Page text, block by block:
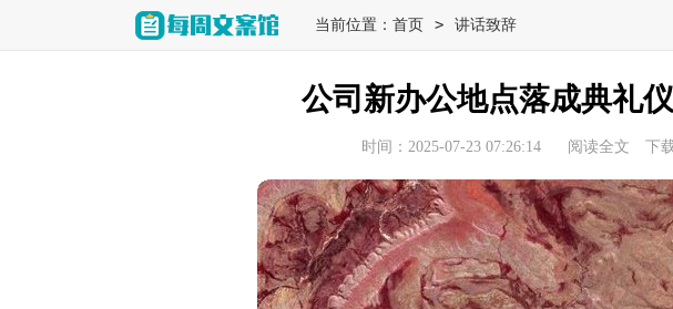
当前位置： 首页 > 讲话致辞
公司新办公地点落成典礼
时间：2025-07-23 07:26:14 阅读全文 下